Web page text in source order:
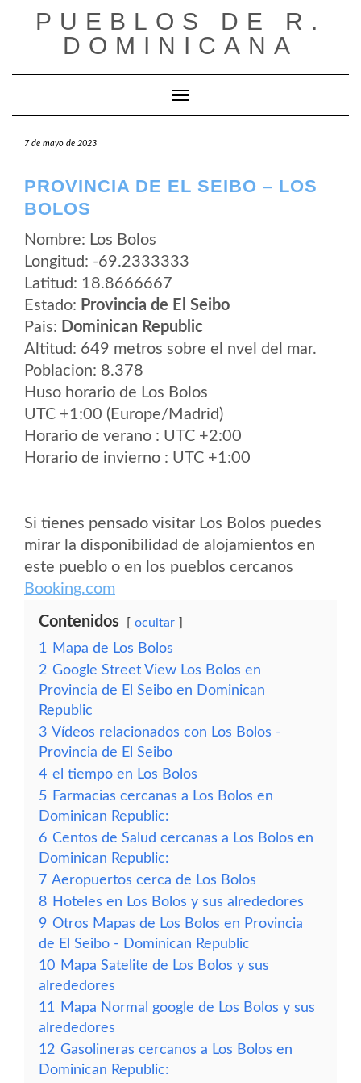
PUEBLOS DE R.
DOMINICANA
Cambiar modo de navegación
7 de mayo de 2023
PROVINCIA DE EL SEIBO – LOS
BOLOS
Nombre: Los Bolos
Longitud: -69.2333333
Latitud: 18.8666667
Estado: Provincia de El Seibo
Pais: Dominican Republic
Altitud: 649 metros sobre el nvel del mar.
Poblacion: 8.378
Huso horario de Los Bolos
UTC +1:00 (Europe/Madrid)
Horario de verano : UTC +2:00
Horario de invierno : UTC +1:00
Si tienes pensado visitar Los Bolos puedes
mirar la disponibilidad de alojamientos en
este pueblo o en los pueblos cercanos
Booking.com
Contenidos ocultar
1
Mapa de Los Bolos
2 Google Street View Los Bolos en
Provincia de El Seibo en Dominican
Republic
3 Vídeos relacionados con Los Bolos -
Provincia de El Seibo
4 el tiempo en Los Bolos
5 Farmacias cercanas a Los Bolos en
Dominican Republic:
6 Centos de Salud cercanas a Los Bolos en
Dominican Republic:
7 Aeropuertos cerca de Los Bolos
8 Hoteles en Los Bolos y sus alrededores
9 Otros Mapas de Los Bolos en Provincia
de El Seibo - Dominican Republic
10 Mapa Satelite de Los Bolos y sus
alrededores
11
Mapa Normal google de Los Bolos y sus
alrededores
12 Gasolineras cercanos a Los Bolos en
Dominican Republic: